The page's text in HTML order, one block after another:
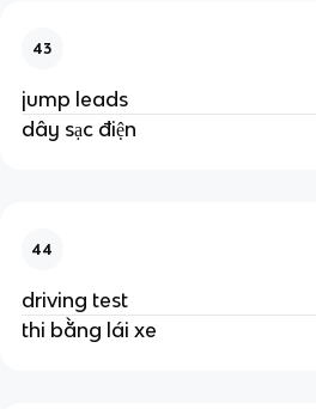
43
jump leads
dây sạc điện
44
driving test
thi bằng lái xe